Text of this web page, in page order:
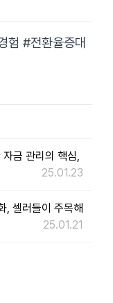
험 #전환율증대
금 관리의 핵심,
25.01.23
, 셀러들이 주목해
25.01.21